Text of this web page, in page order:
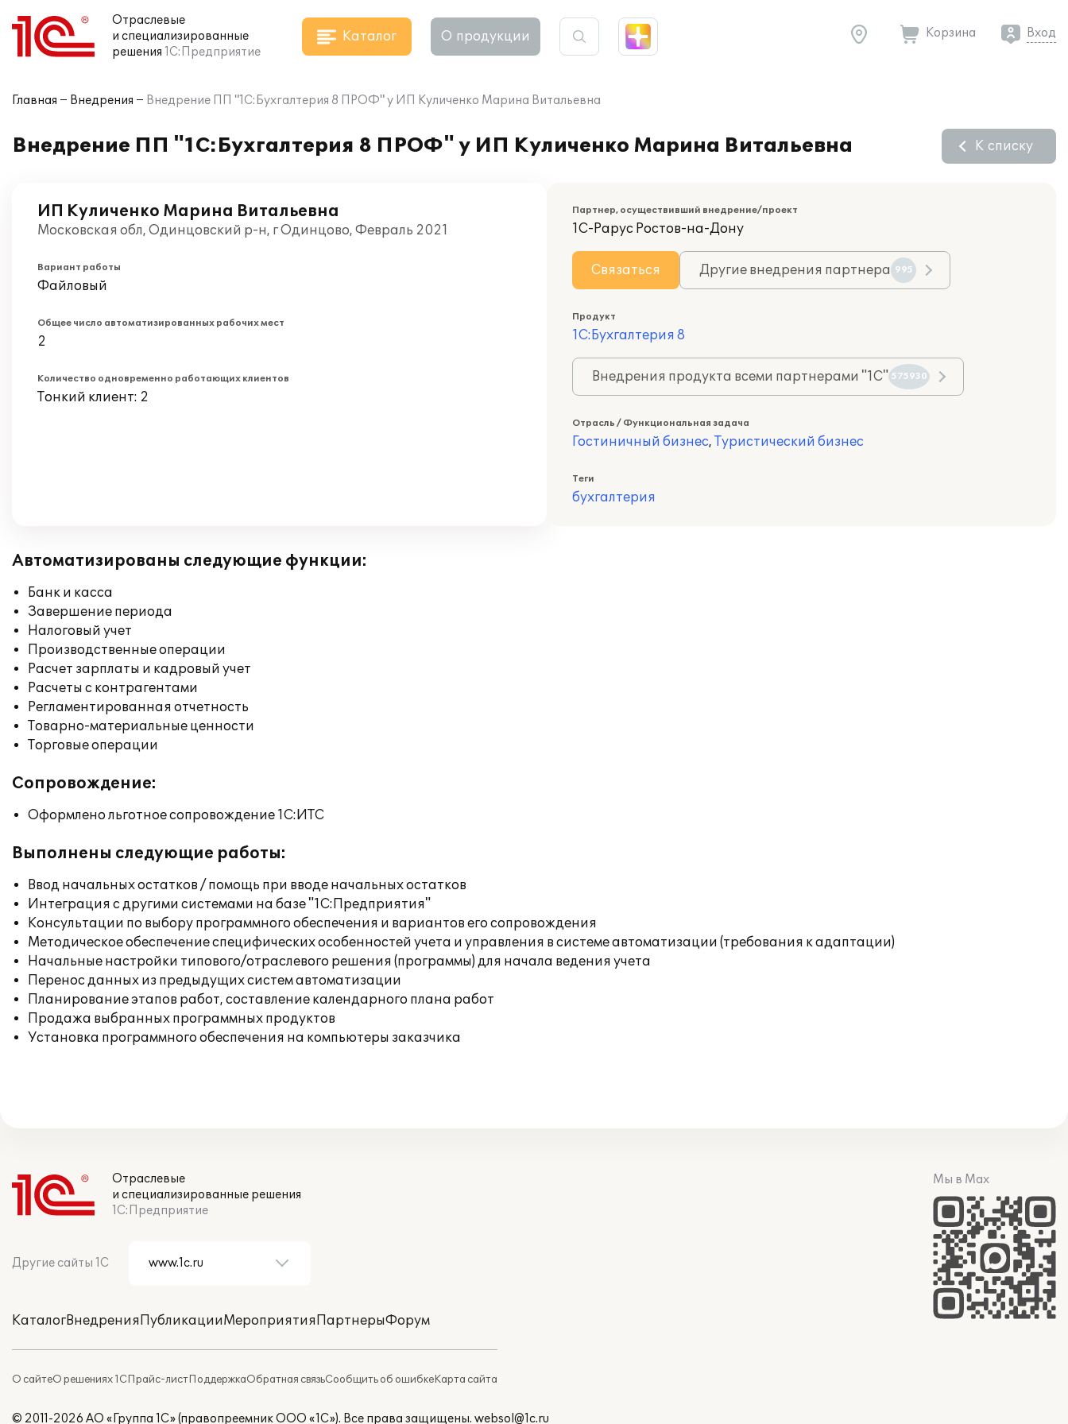
Отраслевые
и специализированные
решения 1С:Предприятие
Каталог О продукции Корзина Вход
Главная Внедрения Внедрение ПП "1С:Бухгалтерия 8 ПРОФ" у ИП Куличенко Марина Витальевна
Внедрение ПП "1С:Бухгалтерия 8 ПРОФ" у ИП Куличенко Марина Витальевна К списку
ИП Куличенко Марина Витальевна
Московская обл, Одинцовский р-н, г Одинцово, Февраль 2021
Вариант работы
Файловый
Общее число автоматизированных рабочих мест
2
Количество одновременно работающих клиентов
Тонкий клиент: 2
Партнер, осуществивший внедрение/проект
1С-Рарус Ростов-на-Дону
Связаться Другие внедрения партнера 995
Продукт
1С:Бухгалтерия 8
Внедрения продукта всеми партнерами "1С" 575930
Отрасль / Функциональная задача
Гостиничный бизнес, Туристический бизнес
Теги
бухгалтерия
Автоматизированы следующие функции:
Банк и касса
Завершение периода
Налоговый учет
Производственные операции
Расчет зарплаты и кадровый учет
Расчеты с контрагентами
Регламентированная отчетность
Товарно-материальные ценности
Торговые операции
Сопровождение:
Оформлено льготное сопровождение 1С:ИТС
Выполнены следующие работы:
Ввод начальных остатков / помощь при вводе начальных остатков
Интеграция с другими системами на базе "1С:Предприятия"
Консультации по выбору программного обеспечения и вариантов его сопровождения
Методическое обеспечение специфических особенностей учета и управления в системе автоматизации (требования к адаптации)
Начальные настройки типового/отраслевого решения (программы) для начала ведения учета
Перенос данных из предыдущих систем автоматизации
Планирование этапов работ, составление календарного плана работ
Продажа выбранных программных продуктов
Установка программного обеспечения на компьютеры заказчика
Отраслевые
и специализированные решения
1С:Предприятие
Другие сайты 1С
КаталогВнедренияПубликацииМероприятияПартнерыФорум
О сайтеО решениях 1СПрайс-листПоддержкаОбратная связьСообщить об ошибкеКарта сайта
Мы в Max
© 2011-2026 АО «Группа 1С» (правопреемник ООО «1С»). Все права защищены. websol@1c.ru